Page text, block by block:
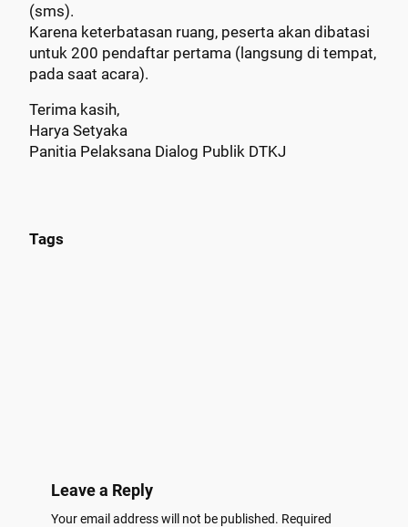
(sms).
Karena keterbatasan ruang, peserta akan dibatasi
untuk 200 pendaftar pertama (langsung di tempat,
pada saat acara).
Terima kasih,
Harya Setyaka
Panitia Pelaksana Dialog Publik DTKJ
Tags
Leave a Reply
Your email address will not be published. Required